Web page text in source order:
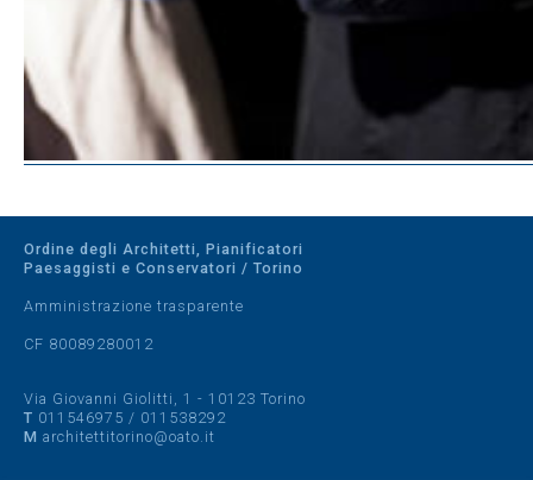
Ordine degli Architetti, Pianificatori
Paesaggisti e Conservatori / Torino
Amministrazione trasparente
CF 80089280012
Via Giovanni Giolitti, 1 - 10123 Torino
T 011546975 / 011538292
M architettitorino@oato.it